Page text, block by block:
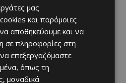
Viber
Top
ΜΠΑΠΕ ΚΡΙΣΤΙΑΝΟ ΡΟΝΑΛΝΤΟ
μας
και παρόμοιες
αποθηκεύουμε και να
σε πληροφορίες στη
επεξεργαζόμαστε
όπως τη
μοναδικά